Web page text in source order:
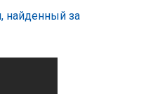
найденный за